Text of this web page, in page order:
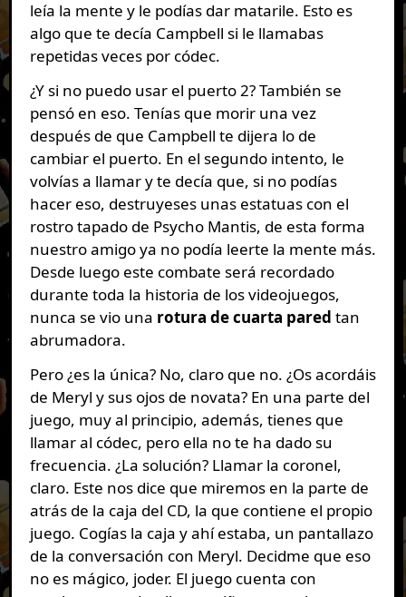
leía la mente y le podías dar matarile. Esto es
algo que te decía Campbell si le llamabas
repetidas veces por códec.
¿Y si no puedo usar el puerto 2? También se
pensó en eso. Tenías que morir una vez
después de que Campbell te dijera lo de
cambiar el puerto. En el segundo intento, le
volvías a llamar y te decía que, si no podías
hacer eso, destruyeses unas estatuas con el
rostro tapado de Psycho Mantis, de esta forma
nuestro amigo ya no podía leerte la mente más.
Desde luego este combate será recordado
durante toda la historia de los videojuegos,
nunca se vio una rotura de cuarta pared tan
abrumadora.
Pero ¿es la única? No, claro que no. ¿Os acordáis
de Meryl y sus ojos de novata? En una parte del
juego, muy al principio, además, tienes que
llamar al códec, pero ella no te ha dado su
frecuencia. ¿La solución? Llamar la coronel,
claro. Este nos dice que miremos en la parte de
atrás de la caja del CD, la que contiene el propio
juego. Cogías la caja y ahí estaba, un pantallazo
de la conversación con Meryl. Decidme que eso
no es mágico, joder. El juego cuenta con